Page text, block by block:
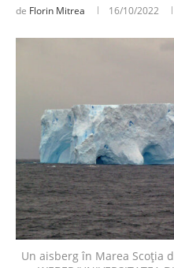
de Florin Mitrea 16/10/2022
Un aisberg în Marea Scoția